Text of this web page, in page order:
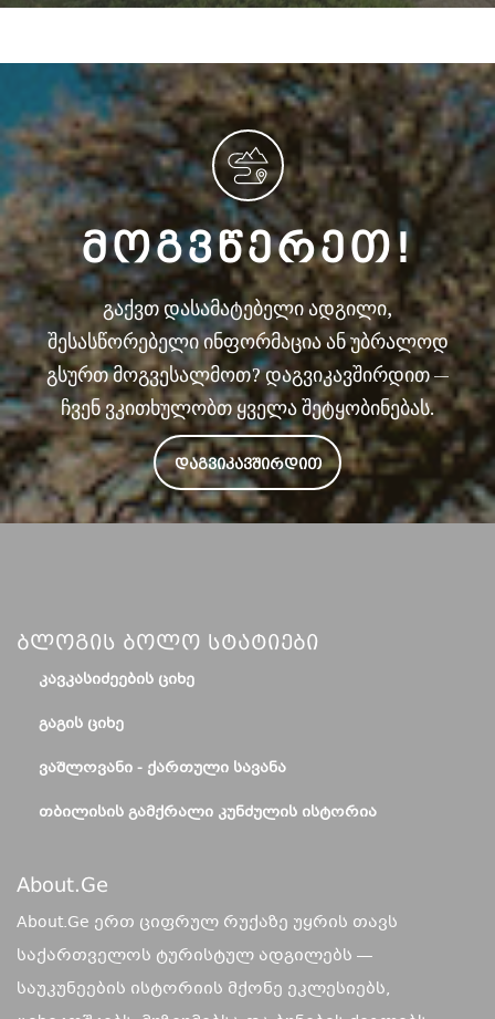
ᲛᲝᲒᲕᲬᲔᲠᲔᲗ!
გაქვთ დასამატებელი ადგილი,
შესასწორებელი ინფორმაცია ან უბრალოდ
გსურთ მოგვესალმოთ? დაგვიკავშირდით —
ჩვენ ვკითხულობთ ყველა შეტყობინებას.
ᲓᲐᲒᲕᲘᲙᲐᲕᲨᲘᲠᲓᲘᲗ
Ბლოგის Ბოლო Სტატიები
ᲙᲐᲕᲙᲐᲡᲘᲫᲔᲔᲑᲘᲡ ᲪᲘᲮᲔ
ᲒᲐᲒᲘᲡ ᲪᲘᲮᲔ
ᲕᲐᲨᲚᲝᲕᲐᲜᲘ - ᲥᲐᲠᲗᲣᲚᲘ ᲡᲐᲕᲐᲜᲐ
ᲗᲑᲘᲚᲘᲡᲘᲡ ᲒᲐᲛᲥᲠᲐᲚᲘ ᲙᲣᲜᲫᲣᲚᲘᲡ ᲘᲡᲢᲝᲠᲘᲐ
About.ge
About.Ge ერთ ციფრულ რუქაზე უყრის თავს
საქართველოს ტურისტულ ადგილებს —
საუკუნეების ისტორიის მქონე ეკლესიებს,